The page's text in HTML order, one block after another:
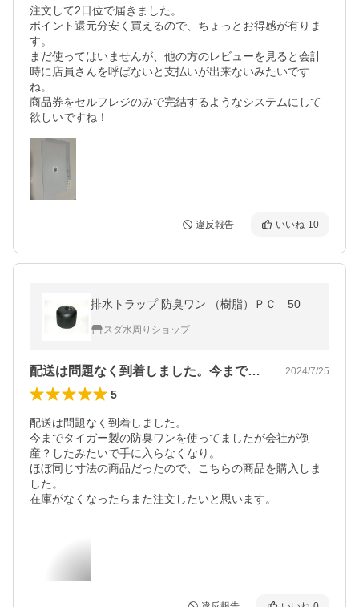
注文して2日位で届きました。
ポイント還元分安く買えるので、ちょっとお得感が有りま
す。
まだ使ってはいませんが、他の方のレビューを見ると会計
時に店員さんを呼ばないと支払いが出来ないみたいです
ね。
商品券をセルフレジのみで完結するようなシステムにして
欲しいですね！
違反報告 いいね 10
排水トラップ 防臭ワン （樹脂）ＰＣ 50
スダ水周りショップ
配送は問題なく到着しました。今までタイ… 2024/7/25
5
配送は問題なく到着しました。
今までタイガー製の防臭ワンを使ってましたが会社が倒
産？したみたいで手に入らなくなり。
ほぼ同じ寸法の商品だったので、こちらの商品を購入しま
した。
在庫がなくなったらまた注文したいと思います。